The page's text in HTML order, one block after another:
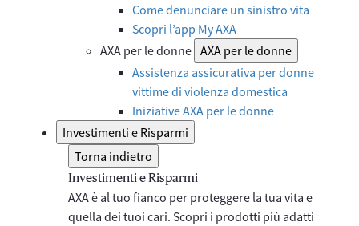
Come denunciare un sinistro vita
Scopri l’app My AXA
AXA per le donne AXA per le donne
Assistenza assicurativa per donne
vittime di violenza domestica
Iniziative AXA per le donne
Investimenti e Risparmi
Torna indietro
Investimenti e Risparmi
AXA è al tuo fianco per proteggere la tua vita e
quella dei tuoi cari. Scopri i prodotti più adatti